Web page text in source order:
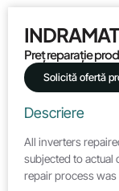
Preț reparație
Solicită ofertă
Descriere
All inverters
subjected to
repair process was